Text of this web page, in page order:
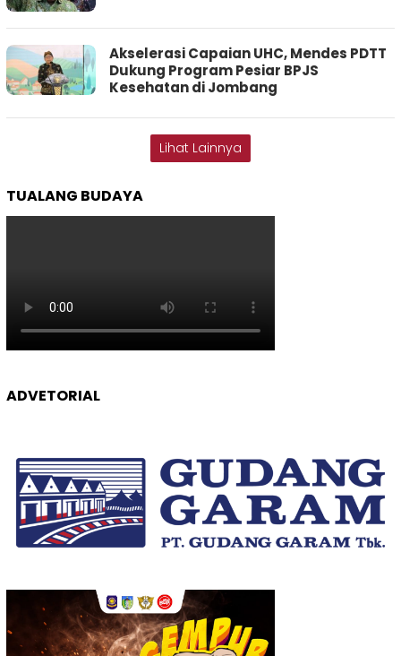
Akselerasi Capaian UHC, Mendes PDTT
Dukung Program Pesiar BPJS
Kesehatan di Jombang
Lihat Lainnya
TUALANG BUDAYA
ADVETORIAL